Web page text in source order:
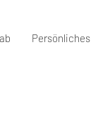
Persönliches